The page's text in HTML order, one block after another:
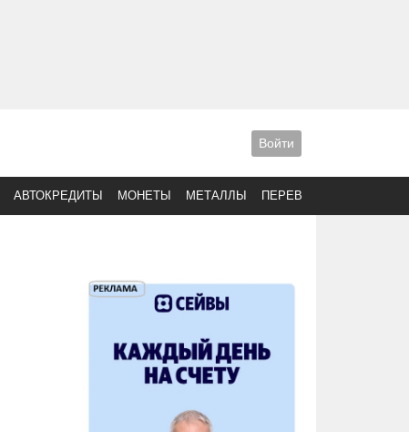
Войти
АВТОКРЕДИТЫ МОНЕТЫ МЕТАЛЛЫ ПЕРЕВОДЫ